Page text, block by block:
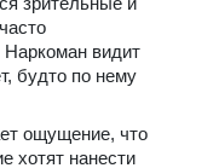
видит
будто по нему
ощущение, что
хотят нанести